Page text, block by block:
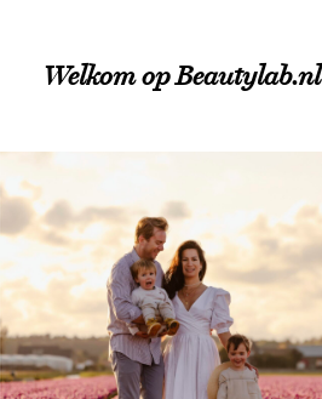
Welkom op Beautylab.nl